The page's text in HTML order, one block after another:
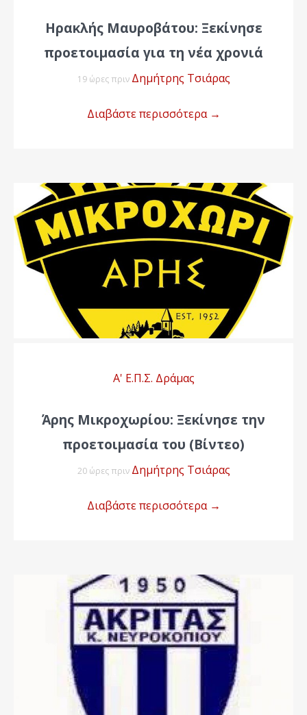
Ηρακλής Μαυροβάτου: Ξεκίνησε
προετοιμασία για τη νέα χρονιά
19 ώρες πριν Δημήτρης Τσιάρας
Διαβάστε περισσότερα →
Α' Ε.Π.Σ. Δράμας
Άρης Μικροχωρίου: Ξεκίνησε την
προετοιμασία του (Βίντεο)
20 ώρες πριν Δημήτρης Τσιάρας
Διαβάστε περισσότερα →